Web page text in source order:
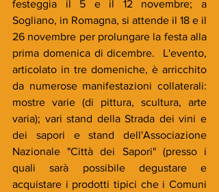
festeggia il 5 e il 12 novembre; a
Sogliano, in Romagna, si attende il 18 e il
26 novembre per prolungare la festa alla
prima domenica di dicembre.  L'evento,
articolato in tre domeniche, è arricchito
da numerose manifestazioni collaterali:
mostre varie (di pittura, scultura, arte
varia); vari stand della Strada dei vini e
dei sapori e stand dell'Associazione
Nazionale "Città dei Sapori" (presso i
quali sarà possibile degustare e
acquistare i prodotti tipici che i Comuni